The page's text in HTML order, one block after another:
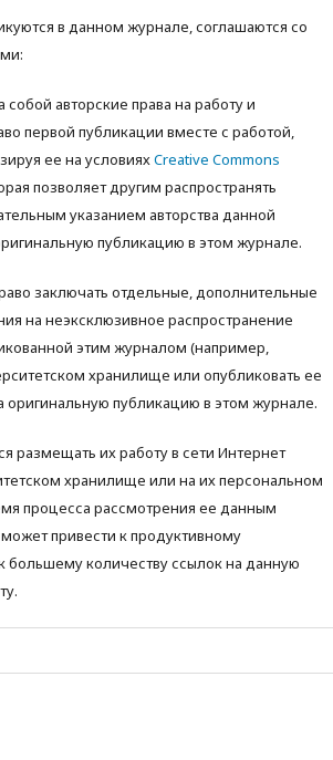
в данном журнале, соглашаются со
собой авторские права на работу и
первой публикации вместе с работой,
ее на условияхCreative Commons
позволяет другим распространять
указанием авторства данной
публикацию в этом журнале.
заключать отдельные, дополнительные
на неэксклюзивное распространение
этим журналом (например,
хранилище или опубликовать ее
оригинальную публикацию в этом журнале.
размещать их работу в сети Интернет
хранилище или на их персональном
процесса рассмотрения ее данным
привести к продуктивному
большему количеству ссылок на данную